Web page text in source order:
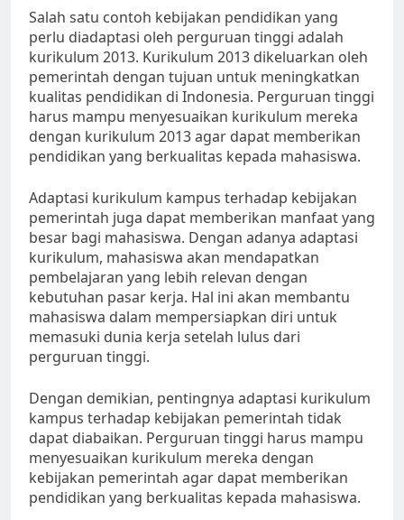
Salah satu contoh kebijakan pendidikan yang
perlu diadaptasi oleh perguruan tinggi adalah
kurikulum 2013. Kurikulum 2013 dikeluarkan oleh
pemerintah dengan tujuan untuk meningkatkan
kualitas pendidikan di Indonesia. Perguruan tinggi
harus mampu menyesuaikan kurikulum mereka
dengan kurikulum 2013 agar dapat memberikan
pendidikan yang berkualitas kepada mahasiswa.
Adaptasi kurikulum kampus terhadap kebijakan
pemerintah juga dapat memberikan manfaat yang
besar bagi mahasiswa. Dengan adanya adaptasi
kurikulum, mahasiswa akan mendapatkan
pembelajaran yang lebih relevan dengan
kebutuhan pasar kerja. Hal ini akan membantu
mahasiswa dalam mempersiapkan diri untuk
memasuki dunia kerja setelah lulus dari
perguruan tinggi.
Dengan demikian, pentingnya adaptasi kurikulum
kampus terhadap kebijakan pemerintah tidak
dapat diabaikan. Perguruan tinggi harus mampu
menyesuaikan kurikulum mereka dengan
kebijakan pemerintah agar dapat memberikan
pendidikan yang berkualitas kepada mahasiswa.